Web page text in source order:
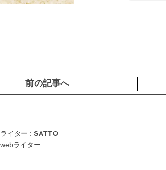
前の記事へ
ライター : SATTO
webライター